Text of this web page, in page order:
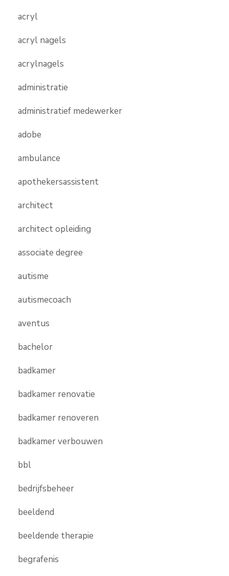
acryl
acryl nagels
acrylnagels
administratie
administratief medewerker
adobe
ambulance
apothekersassistent
architect
architect opleiding
associate degree
autisme
autismecoach
aventus
bachelor
badkamer
badkamer renovatie
badkamer renoveren
badkamer verbouwen
bbl
bedrijfsbeheer
beeldend
beeldende therapie
begrafenis